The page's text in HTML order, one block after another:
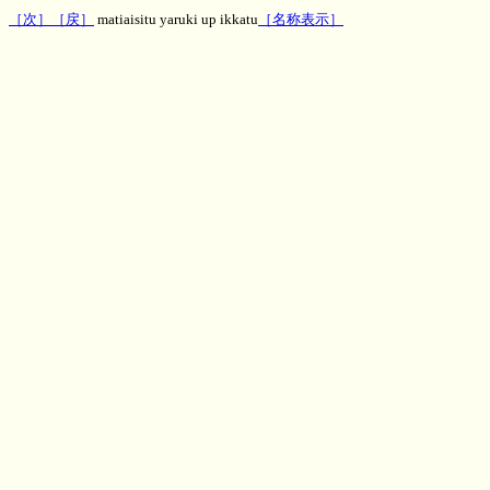
［次］ ［戻］ matiaisitu yaruki up ikkatu ［名称表示］